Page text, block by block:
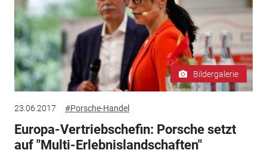
Bildergalerie
23.06.2017 #Porsche-Handel
Europa-Vertriebschefin: Porsche setzt
auf "Multi-Erlebnislandschaften"